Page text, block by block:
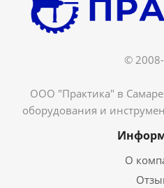
©
ООО "Практика" в
оборудования и
О